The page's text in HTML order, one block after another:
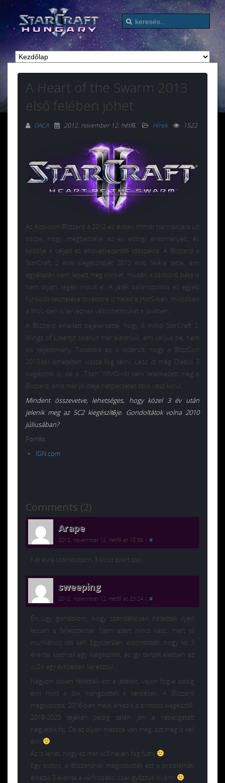
A Heart of the Swarm 2013
első felében jöhet
DACA 2012. november 12. hétfő. Hírek 1522
Az Activison-Blizzard a 2012-es évben immár harmadjára ült
össze, hogy megbeszélje az év eddigi eredményeit, és
közölje a céljait az elkövetkezendő időszakra. A Blizzard a
StarCraft 2 első kiegészítőjét 2013 első felére tette, ami
egyáltalán nem lepett meg minket, miután a zártkörű béta is
nem olyan régen indult el. A játék balanszolása és egyéb
funkciók tesztelése továbbra is halad a HotS-ban, miközben
a WoL-ben is terveznek változtatásokat a jövőben.
A Blizzard emellett bejelentette, hogy 6 millió StarCraft 2:
Wings of Libertyt sikerült már eladniuk, ami valljuk be, nem
kis teljesítmény. Továbbá az is kiderült, hogy a BlizzCon
2013-tól ismételten vissza fog térni. Lesz itt még Diablo 3
kiegészítő is, de a „Titan” MMO-ról sem feledkezett meg a
Blizzard, amit már jó ideje hétpecsétes titok vesz körül.
Mindent összevetve, lehetséges, hogy közel 3 év után
jelenik meg az SC2 kiegészítője. Gondoltátok volna 2010
júliusában?
Forrás:
IGN.com
Comments (2)
Arape
2012. november 12. hétfő at 18:56 #
Két évre számítottam, 3 kicsit azért sok…
sweeping
2012. november 12. hétfő at 23:24 #
Én úgy gondolom, hogy szándékosan haladtak ilyen
lassan a fejlesztéssel. Nem azért nincs kész, mert jó
munkához idő kell. Egyszerűen eldöntötték, hogy kb 3
évente kiadnak egy kiegészítőt, és így tartják életben az
sc2-t egy évtizeden keresztül.
Nagyon sokan féltették ezt a játékot, vajon fog-e addig
élni mint a bw, hangzottak a kérdések. A Blizzard
megoldotta, 2016-ban majd érkezik a protoss kiegészítő.
2019-2020 tájékán pedig talán jön a rebesgetett
negyedik faj. De az olyan messze van még, azt meg is kell
élni
Az is lehet, hogy az már sc3 néven fog futni
Egy biztos, a Blizzardnál megoldották ezt a problémát,
érkezik 3 évente a vérfrissítés, csak győzzük kivárni